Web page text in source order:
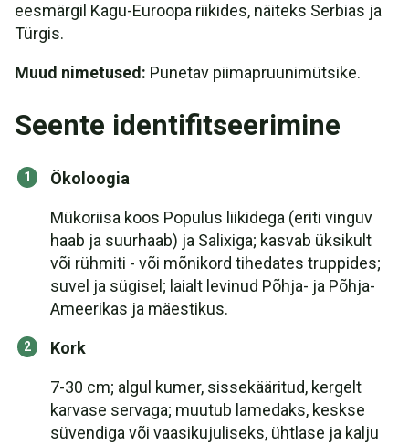
eesmärgil Kagu-Euroopa riikides, näiteks Serbias ja
Türgis.
Muud nimetused: Punetav piimapruunimütsike.
Seente identifitseerimine
Ökoloogia
Mükoriisa koos Populus liikidega (eriti vinguv
haab ja suurhaab) ja Salixiga; kasvab üksikult
või rühmiti - või mõnikord tihedates truppides;
suvel ja sügisel; laialt levinud Põhja- ja Põhja-
Ameerikas ja mäestikus.
Kork
7-30 cm; algul kumer, sissekääritud, kergelt
karvase servaga; muutub lamedaks, keskse
süvendiga või vaasikujuliseks, ühtlase ja kalju